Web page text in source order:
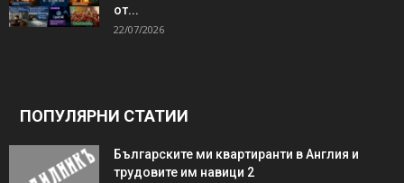
от...
22/07/2026
ПОПУЛЯРНИ СТАТИИ
Българските ми квартиранти в Англия и
трудовите им навици 2